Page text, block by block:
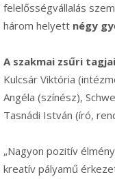
felelősségvállalás
három helyett négy
A szakmai zsűri
Kulcsár Viktória
Angéla (színész),
Tasnádi István (író,
„Nagyon pozitív
kreatív pályamű